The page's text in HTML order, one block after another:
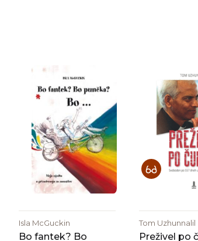
Isla McGuckin
Bo fantek? Bo
Tom Uzhunnalil
Preživel po